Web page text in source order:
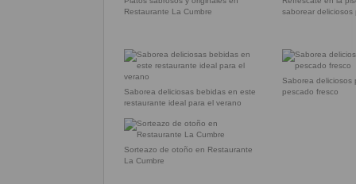
Restaurante La Cumbre
saborear deliciosos
Saborea deliciosas bebidas en este
restaurante ideal para el verano
Saborea deliciosos
pescado fresco
Sorteazo de otoño en Restaurante
La Cumbre